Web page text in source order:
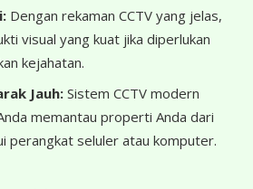
Dengan rekaman CCTV yang jelas,
visual yang kuat jika diperlukan
kejahatan.
Jauh: Sistem CCTV modern
memantau properti Anda dari
perangkat seluler atau komputer.